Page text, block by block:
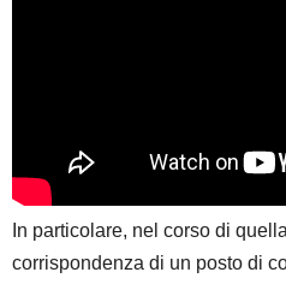
In particolare, nel corso di
corrispondenza di un posto di